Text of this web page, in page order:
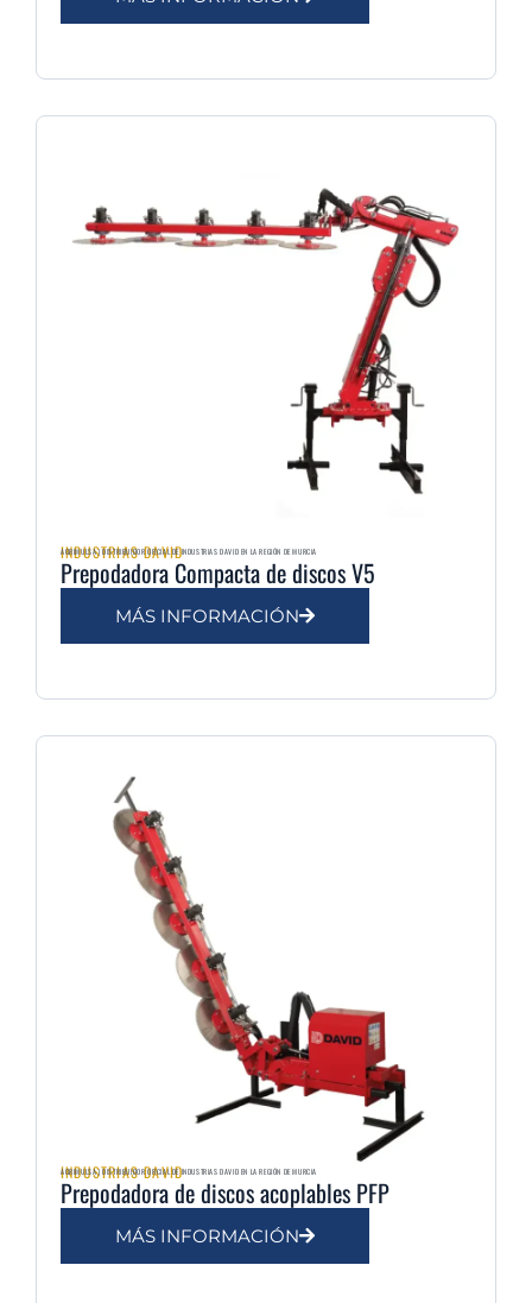
INDUSTRIAS DAVID
AGRIMULSA | DISTRIBUIDOR OFICIAL DE INDUSTRIAS DAVID EN LA REGIÓN DE MURCIA
Prepodadora Compacta de discos V5
MÁS INFORMACIÓN
INDUSTRIAS DAVID
AGRIMULSA | DISTRIBUIDOR OFICIAL DE INDUSTRIAS DAVID EN LA REGIÓN DE MURCIA
Prepodadora de discos acoplables PFP
MÁS INFORMACIÓN